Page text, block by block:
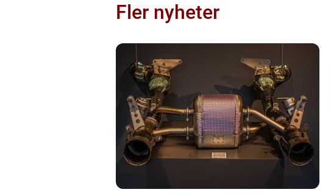
Fler nyheter